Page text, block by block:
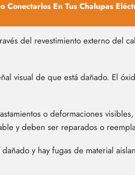
En Tus Chalupas
del revestimiento externo del
visual de que está dañado. El
o deformaciones
y deben ser reparados o
y hay fugas de material